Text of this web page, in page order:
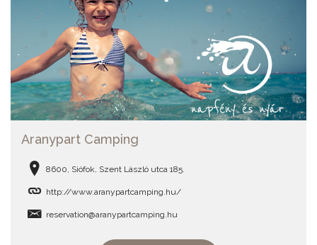
Aranypart Camping
8600, Siófok, Szent László utca 185.
http://www.aranypartcamping.hu/
reservation@aranypartcamping.hu